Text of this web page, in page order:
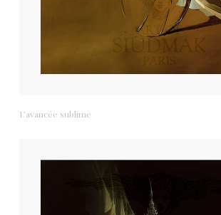
L’avancée sublime